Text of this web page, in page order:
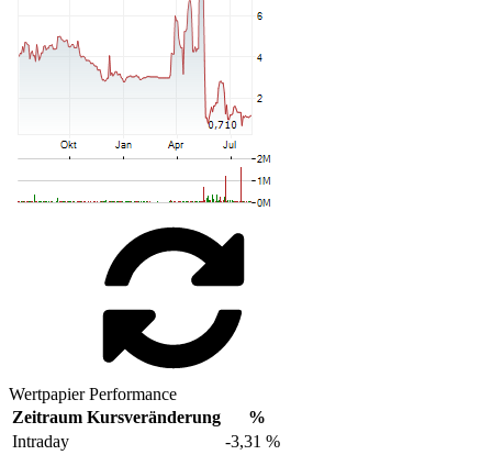
Wertpapier Performance
Zeitraum Kursveränderung
%
Intraday
-3,31 %